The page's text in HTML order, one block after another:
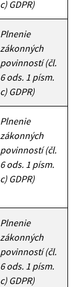
c) GDPR)
Plnenie
zákonných
povinností (čl.
6 ods. 1 písm.
c) GDPR)
Plnenie
zákonných
povinností (čl.
6 ods. 1 písm.
c) GDPR)
Plnenie
zákonných
povinností (čl.
6 ods. 1 písm.
c) GDPR)